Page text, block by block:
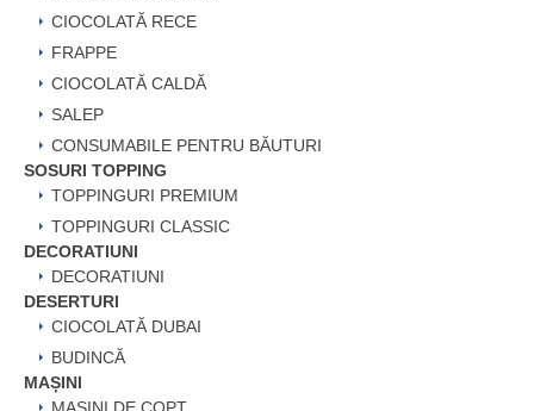
CIOCOLATĂ RECE
FRAPPE
CIOCOLATĂ CALDĂ
SALEP
CONSUMABILE PENTRU BĂUTURI
SOSURI TOPPING
TOPPINGURI PREMIUM
TOPPINGURI CLASSIC
DECORATIUNI
DECORATIUNI
DESERTURI
CIOCOLATĂ DUBAI
BUDINCĂ
MAȘINI